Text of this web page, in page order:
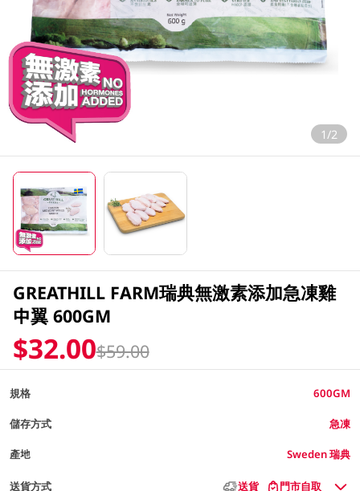
1/2
GREATHILL FARM瑞典無激素添加急凍雞
中翼 600GM
$32.00$59.00
規格 600GM
儲存方式 急凍
產地 Sweden 瑞典
送貨方式 送貨 門市自取